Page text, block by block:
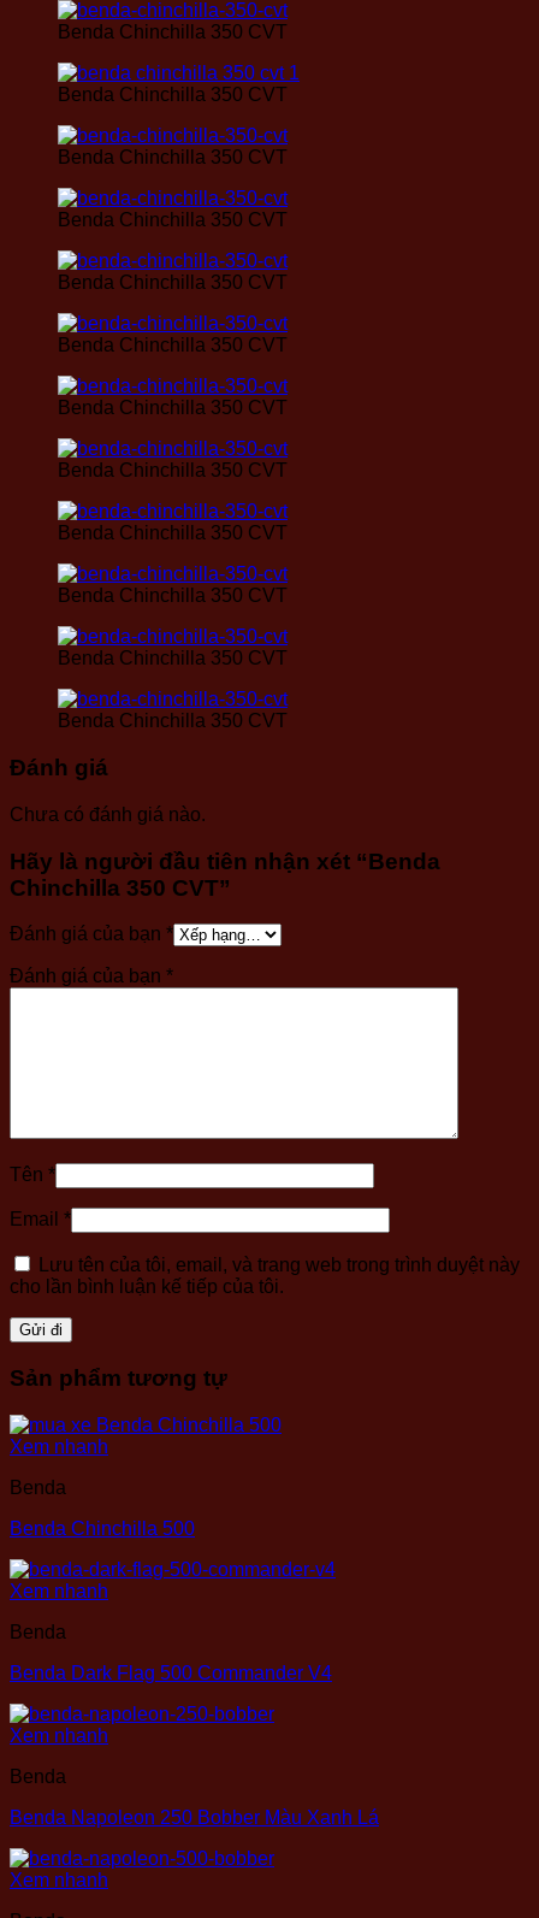
Benda Chinchilla 350 CVT
Benda Chinchilla 350 CVT
Benda Chinchilla 350 CVT
Benda Chinchilla 350 CVT
Benda Chinchilla 350 CVT
Benda Chinchilla 350 CVT
Benda Chinchilla 350 CVT
Benda Chinchilla 350 CVT
Benda Chinchilla 350 CVT
Benda Chinchilla 350 CVT
Benda Chinchilla 350 CVT
Benda Chinchilla 350 CVT
Đánh giá
Chưa có đánh giá nào.
Hãy là người đầu tiên nhận xét “Benda
Chinchilla 350 CVT”
Đánh giá của bạn *
Đánh giá của bạn *
Tên *
Email *
Lưu tên của tôi, email, và trang web trong trình duyệt này
cho lần bình luận kế tiếp của tôi.
Sản phẩm tương tự
Xem nhanh
Benda
Benda Chinchilla 500
Xem nhanh
Benda
Benda Dark Flag 500 Commander V4
Xem nhanh
Benda
Benda Napoleon 250 Bobber Màu Xanh Lá
Xem nhanh